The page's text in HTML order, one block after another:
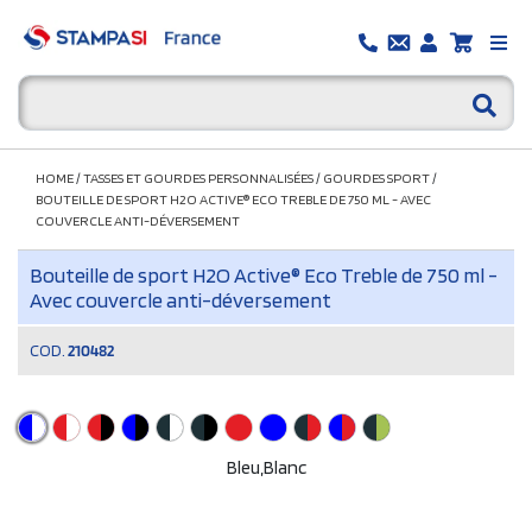
HOME/TASSES ET GOURDES PERSONNALISÉES/ GOURDES SPORT/
BOUTEILLE DE SPORT H2O ACTIVE® ECO TREBLE DE 750 ML - AVEC
COUVERCLE ANTI-DÉVERSEMENT
Bouteille de sport H2O Active® Eco Treble de 750 ml -
Avec couvercle anti-déversement
COD. 210482
Bleu,Blanc